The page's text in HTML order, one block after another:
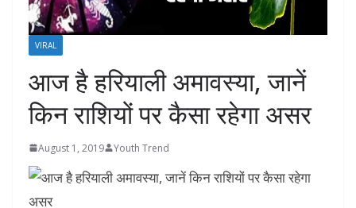
VIRAL
आज है हरियाली अमावस्या, जानें
किन राशियों पर कैसा रहेगा असर
August 1, 2019 Youth Trend